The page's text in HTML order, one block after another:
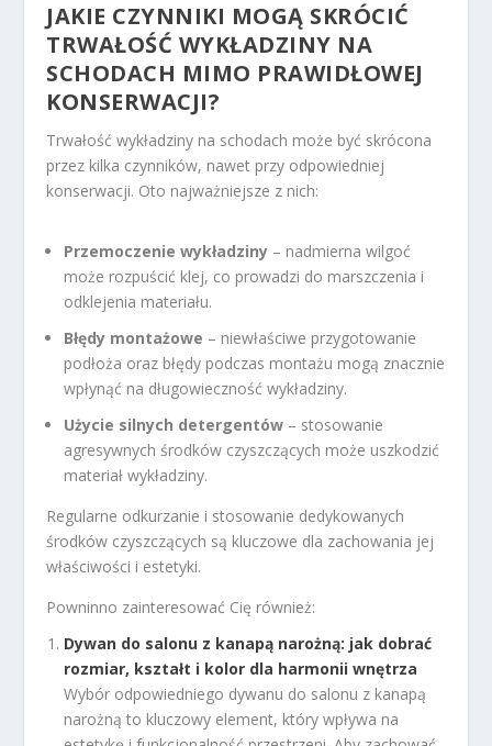
JAKIE CZYNNIKI MOGĄ SKRÓCIĆ
TRWAŁOŚĆ WYKŁADZINY NA
SCHODACH MIMO PRAWIDŁOWEJ
KONSERWACJI?
Trwałość wykładziny na schodach może być skrócona
przez kilka czynników, nawet przy odpowiedniej
konserwacji. Oto najważniejsze z nich:
Przemoczenie wykładziny – nadmierna wilgoć
może rozpuścić klej, co prowadzi do marszczenia i
odklejenia materiału.
Błędy montażowe – niewłaściwe przygotowanie
podłoża oraz błędy podczas montażu mogą znacznie
wpłynąć na długowieczność wykładziny.
Użycie silnych detergentów – stosowanie
agresywnych środków czyszczących może uszkodzić
materiał wykładziny.
Regularne odkurzanie i stosowanie dedykowanych
środków czyszczących są kluczowe dla zachowania jej
właściwości i estetyki.
Powninno zainteresować Cię również:
Dywan do salonu z kanapą narożną: jak dobrać
rozmiar, kształt i kolor dla harmonii wnętrza
Wybór odpowiedniego dywanu do salonu z kanapą
narożną to kluczowy element, który wpływa na